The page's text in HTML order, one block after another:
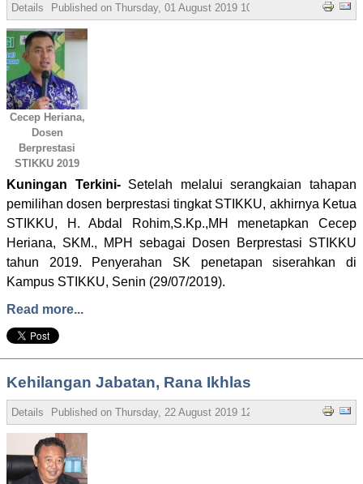
Details Published on Thursday, 01 August 2019 10:17 Written by Nona
Cecep Heriana,
Dosen
Berprestasi
STIKKU 2019
Kuningan Terkini-Setelah melalui serangkaian tahapan
pemilihan dosen berprestasi tingkat STIKKU, akhirnya Ketua
STIKKU, H. Abdal Rohim,S.Kp.,MH menetapkan Cecep
Heriana, SKM., MPH sebagai Dosen Berprestasi STIKKU
tahun 2019. Penyerahan SK penetapan siserahkan di
Kampus STIKKU, Senin (29/07/2019).
Read more...
Kehilangan Jabatan, Rana Ikhlas
Details Published on Thursday, 22 August 2019 12:42 Written by Bubud